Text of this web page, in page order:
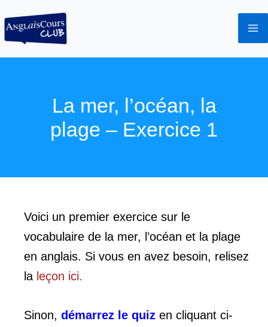
au
contenu
La mer, l’océan, la
plage – Exercice 1
Voici un premier exercice sur le
vocabulaire de la mer, l’océan et la plage
en anglais. Si vous en avez besoin, relisez
la leçon ici.
Sinon, démarrez le quiz en cliquant ci-